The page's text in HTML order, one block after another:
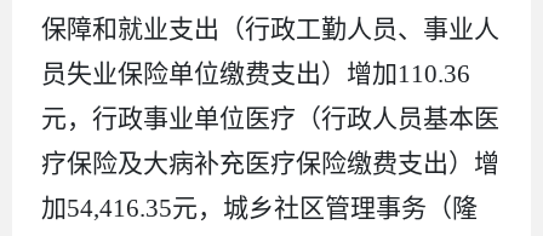
保障和就业支出（行政工勤人员、事业人
员失业保险单位缴费支出）增加110.36
元，行政事业单位医疗（行政人员基本医
疗保险及大病补充医疗保险缴费支出）增
加54,416.35元，城乡社区管理事务（隆